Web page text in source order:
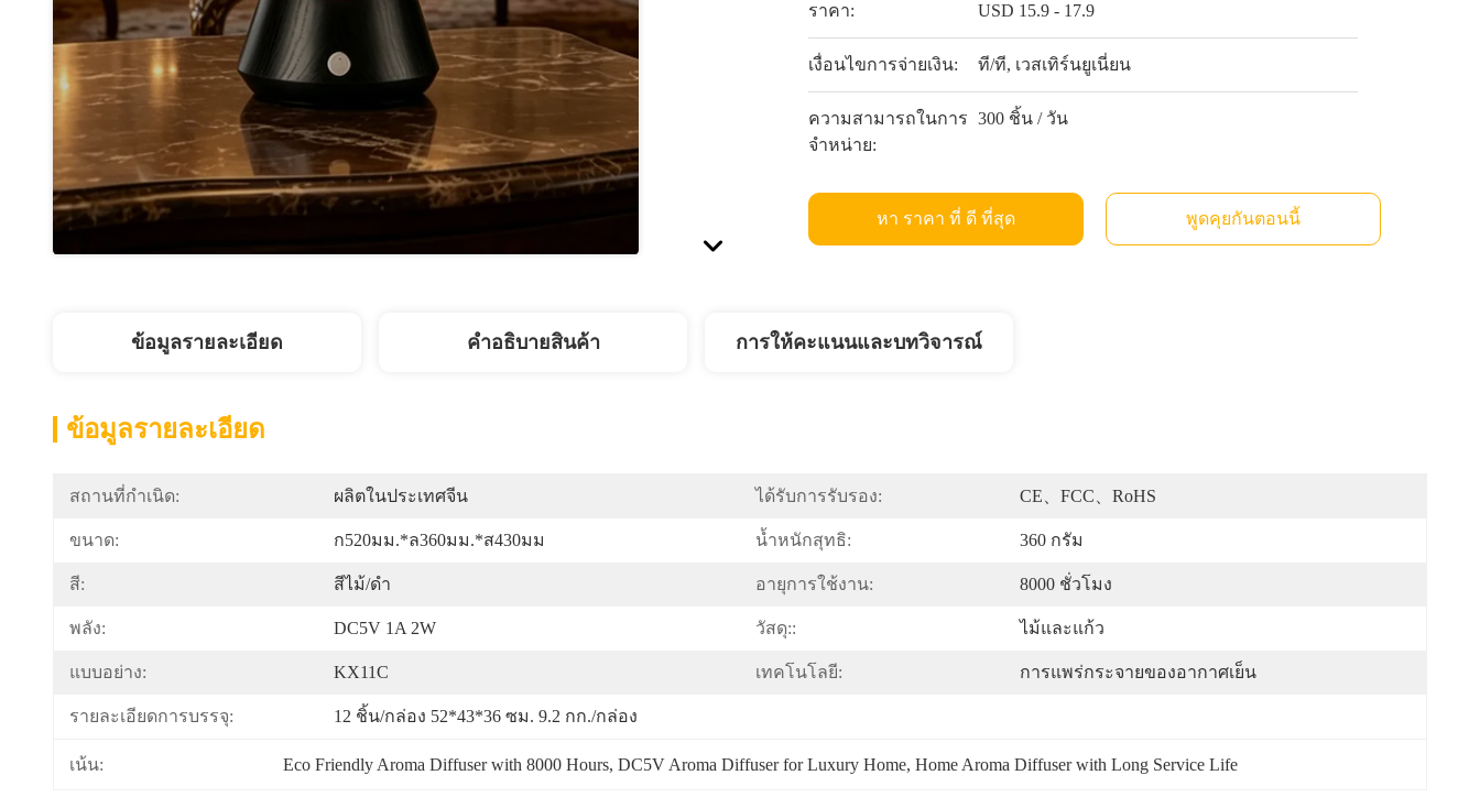
ราคา: USD 15.9 - 17.9
เงื่อนไขการจ่ายเงิน: ที/ที, เวสเทิร์นยูเนี่ยน
ความสามารถในการ
จําหน่าย:
300 ชิ้น / วัน
หา ราคา ที่ ดี ที่สุด พูดคุยกันตอนนี้
ข้อมูลรายละเอียด คําอธิบายสินค้า การให้คะแนนและบทวิจารณ์
ข้อมูลรายละเอียด
สถานที่กำเนิด: ผลิตในประเทศจีน ได้รับการรับรอง: CE、FCC、RoHS
ขนาด: ก520มม.*ล360มม.*ส430มม น้ำหนักสุทธิ: 360 กรัม
สี: สีไม้/ดำ อายุการใช้งาน: 8000 ชั่วโมง
พลัง: DC5V 1A 2W วัสดุ:: ไม้และแก้ว
แบบอย่าง: KX11C เทคโนโลยี: การแพร่กระจายของอากาศเย็น
รายละเอียดการบรรจุ: 12 ชิ้น/กล่อง 52*43*36 ซม. 9.2 กก./กล่อง
เน้น: Eco Friendly Aroma Diffuser with 8000 Hours, DC5V Aroma Diffuser for Luxury Home, Home Aroma Diffuser with Long Service Life